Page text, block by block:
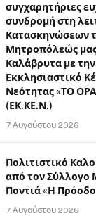
συγχαρητήριες
συνδρομή στη
Κατασκηνώσεων
Μητροπόλεώς
Καλάβρυτα με
Εκκλησιαστικό
Νεότητας «ΤΟ
(ΕΚ.ΚΕ.Ν.)
7 Αυγούστου 2026
Πολιτιστικό
από τον Σύλλογο
Ποντιά «Η
7 Αυγούστου 2026